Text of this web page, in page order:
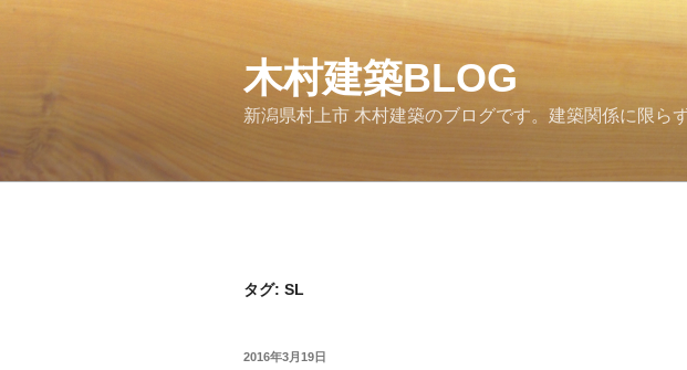
木村建築BLOG
新潟県村上市 木村建築のブログです。建築関係に限ら
タグ: SL
投
2016年3月19日